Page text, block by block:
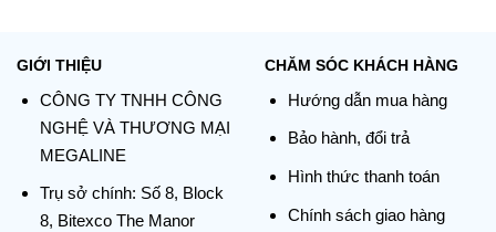
GIỚI THIỆU
CÔNG TY TNHH CÔNG
NGHỆ VÀ THƯƠNG MẠI
MEGALINE
Trụ sở chính: Số 8, Block
8, Bitexco The Manor
CHĂM SÓC KHÁCH HÀNG
Hướng dẫn mua hàng
Bảo hành, đổi trả
Hình thức thanh toán
Chính sách giao hàng